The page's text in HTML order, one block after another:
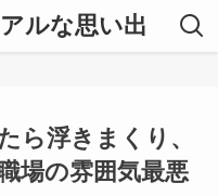
ルな思い出
ら浮きまくり、
場の雰囲気最悪